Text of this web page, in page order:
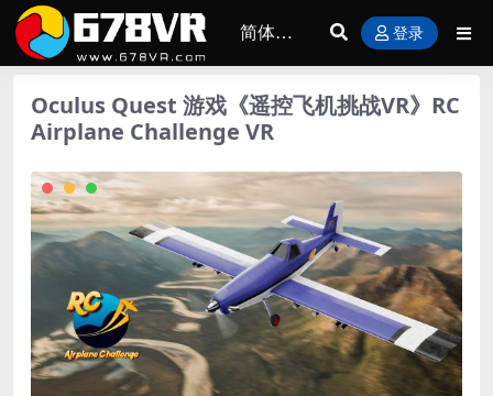
登录
Oculus Quest 游戏《遥控飞机挑战VR》RC
Airplane Challenge VR